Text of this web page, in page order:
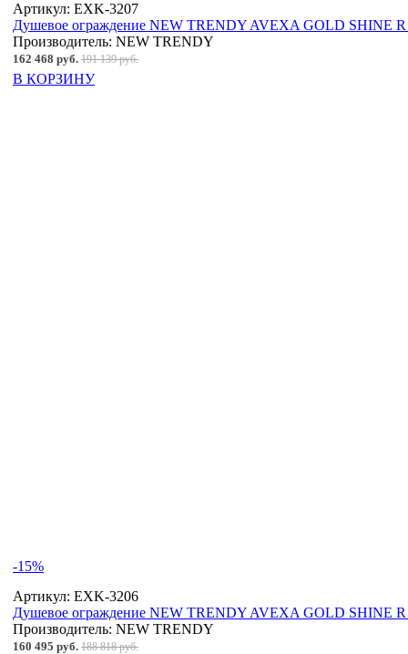
Артикул: EXK-3207
Душевое ограждение NEW TRENDY AVEXA GOLD SHINE R
Производитель: NEW TRENDY
162 468 руб. 191 139 руб.
В КОРЗИНУ
-15%
Артикул: EXK-3206
Душевое ограждение NEW TRENDY AVEXA GOLD SHINE R
Производитель: NEW TRENDY
160 495 руб. 188 818 руб.